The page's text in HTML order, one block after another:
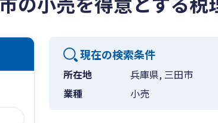
現在の検索条件
所在地
兵庫県, 三田市
業種
小売